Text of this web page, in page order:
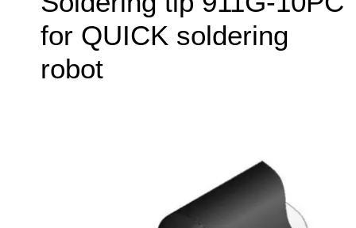
for QUICK soldering
robot